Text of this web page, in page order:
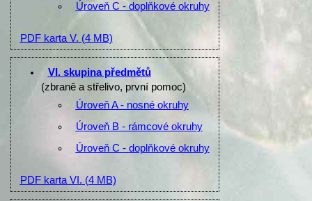
Úroveň C - doplňkové okruhy
PDF karta V. (4 MB)
VI. skupina předmětů
(zbraně a střelivo, první pomoc)
Úroveň A - nosné okruhy
Úroveň B - rámcové okruhy
Úroveň C - doplňkové okruhy
PDF karta VI. (4 MB)